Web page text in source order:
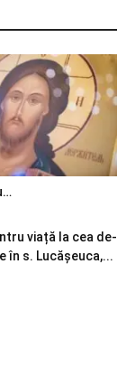
viață la cea de-
în s. Lucășeuca,...